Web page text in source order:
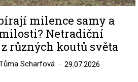
milence samy a
Netradiční
různých koutů světa
Scharfová 29.07.2026